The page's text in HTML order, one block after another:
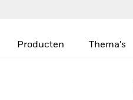
Producten Thema's